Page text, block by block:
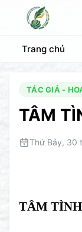
Trang chủ
TÁC GIẢ -
TÂM
Thứ Bảy, 30
TÂM